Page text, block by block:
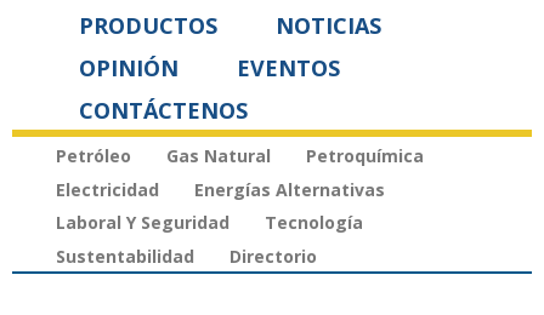
PRODUCTOS
NOTICIAS
OPINIÓN
EVENTOS
CONTÁCTENOS
Petróleo Gas Natural
Petroquímica
Electricidad
Energías Alternativas
Laboral Y Seguridad
Tecnología
Sustentabilidad
Directorio